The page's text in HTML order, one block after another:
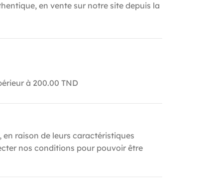
en vente sur notre site depuis la
à 200.00 TND
en raison de leurs caractéristiques
nos conditions pour pouvoir être